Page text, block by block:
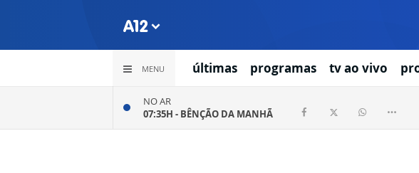
MENU últimas programas tv ao vivo
NO AR
07:35H - BÊNÇÃO DA MANHÃ